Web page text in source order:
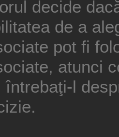
decide
de a
pot fi
atunci
întrebaţi-l